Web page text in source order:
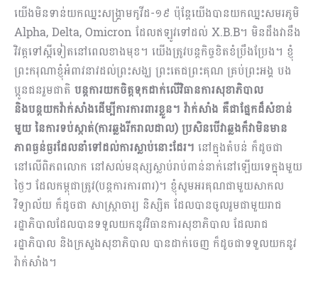
យើងមិនទាន់យកឈ្នះសង្គ្រាមកូវីដ-១៩ ប៉ុន្ដែយើងបានយកឈ្នះសមរភូមិ
Alpha, Delta, Omicron ដែលឥឡូវទៅដល់ X.B.B។ មិនដឹងវានឹង
វិវត្ដទៅស្អីទៀតនៅពេលខាងមុខ។ យើងត្រូវបន្ដកិច្ចខិតខំប្រឹងប្រែង។ ខ្ញុំ
ព្រះករុណាខ្ញុំអំពាវនាវដល់ព្រះសង្ឃ ព្រះតេជព្រះគុណ គ្រប់ព្រះអង្គ បង​
ប្អូនជនរួមជាតិ បន្ដការយកចិត្តទុកដាក់លើវិធានការសុខាភិបាល
និងបន្ដយកវ៉ាក់សាំងដើម្បីការការពារខ្លួន។ វ៉ាក់​សាំង គឺជាផ្នែកដ៏សំខាន់
មួយ នៃការទប់ស្កាត់(ការឆ្លងរីករាលដាល) ប្រសិនបើវាឆ្លងក៏វាមិនមាន
ភាពធ្ងន់ធ្ងរដែលនាំទៅដល់ការស្លាប់​នោះដែរ។ នៅក្នុងតំបន់ ក៏ដូចជា
នៅលើពិភពលោក នៅសល់មនុស្សស្លាប់រាប់ពាន់នាក់នៅឡើយទេក្នុងមួយ
ថ្ងៃៗ ដែលកម្ពុជាត្រូវ(បន្ដការការពារ)។ ខ្ញុំសូមអរគុណជាមួយសាកល
វិទ្យាល័យ ក៏ដូចជា សាស្ដ្រាចារ្យ និស្សិត ដែលបានចូលរួមជាមួយរាជ
រដ្ឋាភិបាលដែលបានទទួលយកនូវវិធានការសុខាភិបាល ដែលរាជ
រដ្ឋាភិបាល និងក្រសួងសុខាភិបាល បានដាក់ចេញ ក៏ដូចជាទទួលយកនូវ
វ៉ាក់សាំង។